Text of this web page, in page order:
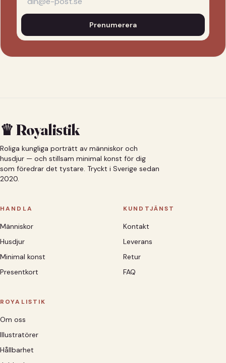
Prenumerera
♛ Royalistik
Roliga kungliga porträtt av människor och
husdjur — och stillsam minimal konst för dig
som föredrar det tystare. Tryckt i Sverige sedan
2020.
HANDLA
Människor
Husdjur
Minimal konst
Presentkort
KUNDTJÄNST
Kontakt
Leverans
Retur
FAQ
ROYALISTIK
Om oss
Illustratörer
Hållbarhet